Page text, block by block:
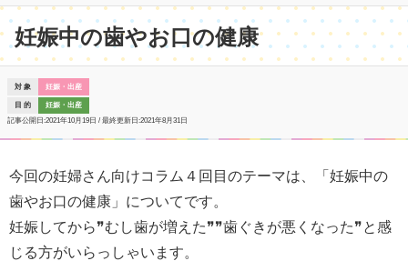
妊娠中の歯やお口の健康
対 象 妊娠・出産
目 的
妊娠・出産
記事公開日:2021年10月19日 / 最終更新日:2021年8月31日
今回の妊婦さん向けコラム４回目のテーマは、「妊娠中の
歯やお口の健康」についてです。
妊娠してから❞むし歯が増えた❞❞歯ぐきが悪くなった❞と感
じる方がいらっしゃいます。